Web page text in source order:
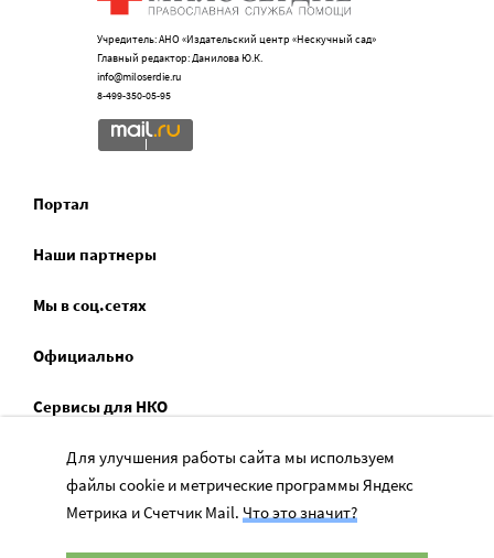
Учредитель: АНО «Издательский центр «Нескучный сад»
Главный редактор: Данилова Ю.К.
info@miloserdie.ru
8-499-350-05-95
Портал
Наши партнеры
Мы в соц.сетях
Официально
Сервисы для НКО
Спецпроекты
Социальное служение
Для улучшения работы сайта мы используем
файлы cookie и метрические программы Яндекс
Метрика и Счетчик Mail. Что это значит?